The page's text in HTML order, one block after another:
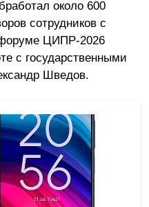
около 600
сотрудников с
ЦИПР-2026
с государственными
Шведов.